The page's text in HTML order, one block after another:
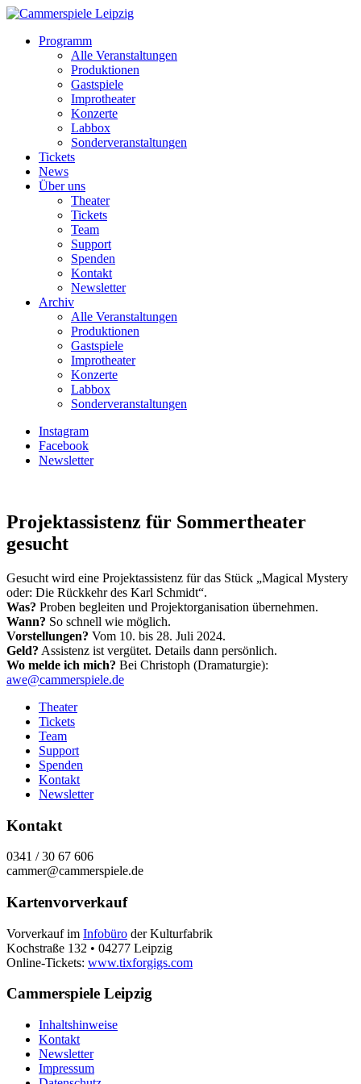
Programm
Alle Veranstaltungen
Produktionen
Gastspiele
Improtheater
Konzerte
Labbox
Sonderveranstaltungen
Tickets
News
Über uns
Theater
Tickets
Team
Support
Spenden
Kontakt
Newsletter
Archiv
Alle Veranstaltungen
Produktionen
Gastspiele
Improtheater
Konzerte
Labbox
Sonderveranstaltungen
Instagram
Facebook
Newsletter
Projektassistenz für Sommertheater
gesucht
Gesucht wird eine Projektassistenz für das Stück „Magical Mystery
oder: Die Rückkehr des Karl Schmidt“.
Was? Proben begleiten und Projektorganisation übernehmen.
Wann? So schnell wie möglich.
Vorstellungen? Vom 10. bis 28. Juli 2024.
Geld? Assistenz ist vergütet. Details dann persönlich.
Wo melde ich mich? Bei Christoph (Dramaturgie):
awe@cammerspiele.de
Theater
Tickets
Team
Support
Spenden
Kontakt
Newsletter
Kontakt
0341 / 30 67 606
cammer@cammerspiele.de
Kartenvorverkauf
Vorverkauf im Infobüro der Kulturfabrik
Kochstraße 132 • 04277 Leipzig
Online-Tickets: www.tixforgigs.com
Cammerspiele Leipzig
Inhaltshinweise
Kontakt
Newsletter
Impressum